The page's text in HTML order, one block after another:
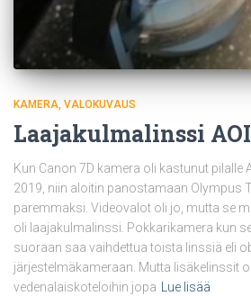
KAMERA VALOKUVAUS
Laajakulmalinssi
Kun Canon 7D kamera oli kastunut pilalle
2019, niin aloitin panostamaan Olympus
paremmaksi. Videovalot oli jo, mutta se
oli laajakulmalinssi. Pokkarikamera kun
suoraan saa vaihdettua toista linssiä eli
järjestelmäkameraan. Mutta lisäkelinssit
vedenalaiskoteloihin jopa
Lue lisää